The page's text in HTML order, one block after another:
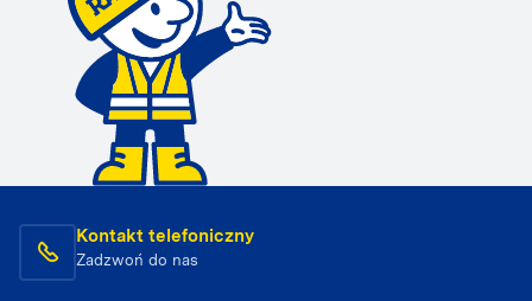
Kontakt telefoniczny
Zadzwoń do nas